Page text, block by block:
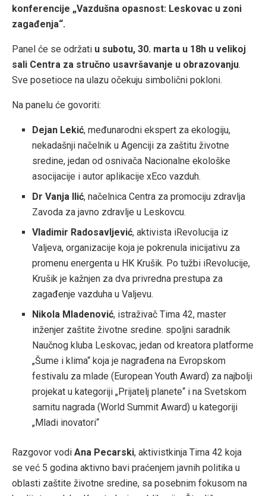
konferencije „Vazdušna opasnost: Leskovac u zoni
zagađenja“.
Panel će se održati u subotu, 30. marta u 18h u velikoj
sali Centra za stručno usavršavanje u obrazovanju.
Sve posetioce na ulazu očekuju simbolični pokloni.
Na panelu će govoriti:
Dejan Lekić, međunarodni ekspert za ekologiju,
nekadašnji načelnik u Agenciji za zaštitu životne
sredine, jedan od osnivača Nacionalne ekološke
asocijacije i autor aplikacije xEco vazduh.
Dr Vanja Ilić, načelnica Centra za promociju zdravlja
Zavoda za javno zdravlje u Leskovcu.
Vladimir Radosavljević, aktivista iRevolucija iz
Valjeva, organizacije koja je pokrenula inicijativu za
promenu energenta u HK Krušik. Po tužbi iRevolucije,
Krušik je kažnjen za dva privredna prestupa za
zagađenje vazduha u Valjevu.
Nikola Mladenović, istraživač Tima 42, master
inženjer zaštite životne sredine. spoljni saradnik
Naučnog kluba Leskovac, jedan od kreatora platforme
„Šume i klima“ koja je nagrađena na Evropskom
festivalu za mlade (European Youth Award) za najbolji
projekat u kategoriji „Prijatelj planete“ i na Svetskom
samitu nagrada (World Summit Award) u kategoriji
„Mladi inovatori“
Razgovor vodi Ana Pecarski, aktivistkinja Tima 42 koja
se već 5 godina aktivno bavi praćenjem javnih politika u
oblasti zaštite životne sredine, sa posebnim fokusom na